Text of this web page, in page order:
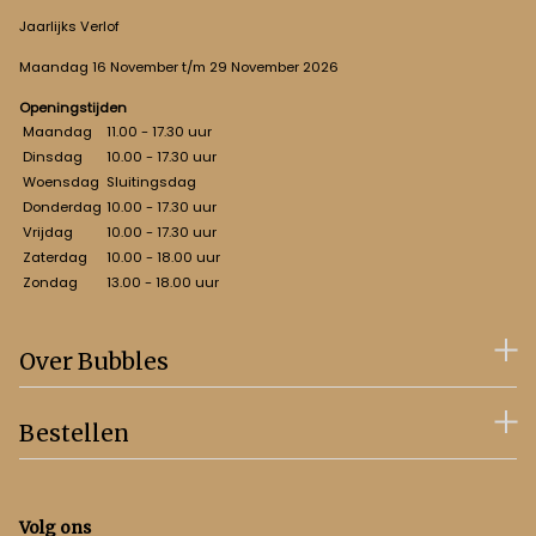
Jaarlijks Verlof
Maandag 16 November t/m 29 November 2026
Openingstijden
Maandag
11.00 - 17.30 uur
Dinsdag
10.00 - 17.30 uur
Woensdag Sluitingsdag
Donderdag 10.00 - 17.30 uur
Vrijdag
10.00 - 17.30 uur
Zaterdag
10.00 - 18.00 uur
Zondag
13.00 - 18.00 uur
Over Bubbles
Bestellen
Volg ons